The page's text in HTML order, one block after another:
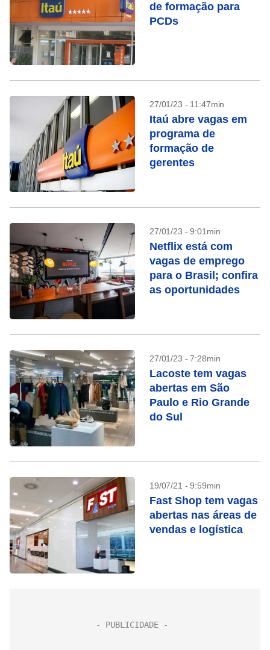
de formação para
PCDs
27/01/23 - 11:47min
Itaú abre vagas em
programa de
formação de
gerentes
27/01/23 - 9:01min
Netflix está com
vagas de emprego
para o Brasil; confira
as oportunidades
27/01/23 - 7:28min
Lacoste tem vagas
abertas em São
Paulo e Rio Grande
do Sul
19/07/21 - 9:59min
Fast Shop tem vagas
abertas nas áreas de
vendas e logística